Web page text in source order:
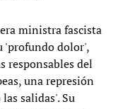
ministra fascista
'profundo dolor',
responsables del
una represión
salidas'. Su